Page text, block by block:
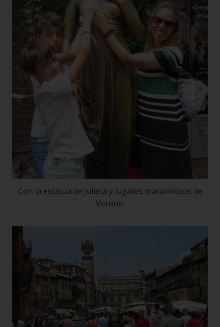
Con la estatua de Julieta y lugares maravillosos de
Verona.